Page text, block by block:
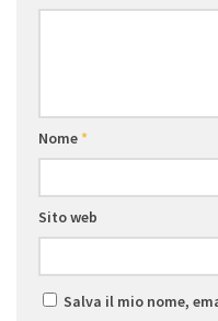
Nome*
Sito web
Salva il mio nome,